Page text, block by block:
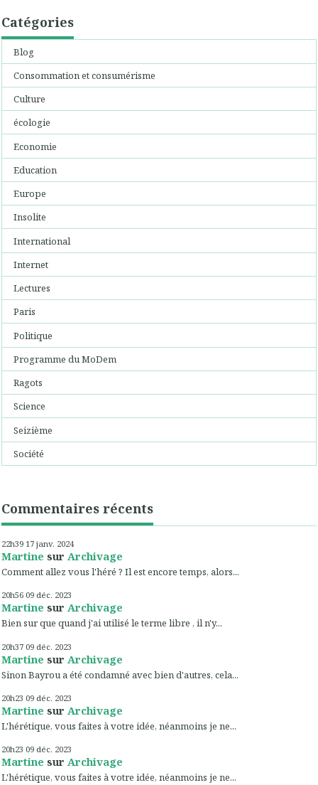
Catégories
Blog
Consommation et consumérisme
Culture
écologie
Economie
Education
Europe
Insolite
International
Internet
Lectures
Paris
Politique
Programme du MoDem
Ragots
Science
Seizième
Société
Commentaires récents
22h39 17 janv. 2024
Martine sur Archivage
Comment allez vous l'héré ? Il est encore temps, alors...
20h56 09 déc. 2023
Martine sur Archivage
Bien sur que quand j'ai utilisé le terme libre , il n'y...
20h37 09 déc. 2023
Martine sur Archivage
Sinon Bayrou a été condamné avec bien d'autres, cela...
20h23 09 déc. 2023
Martine sur Archivage
L'hérétique, vous faites à votre idée, néanmoins je ne...
20h23 09 déc. 2023
Martine sur Archivage
L'hérétique, vous faites à votre idée, néanmoins je ne...